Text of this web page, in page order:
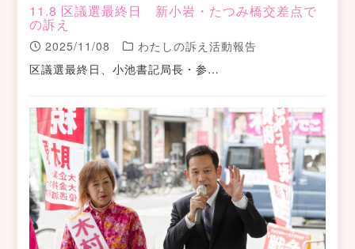
11.8 区議選最終日 新小岩・たつみ橋交差点で
の訴え
2025/11/08
わたしの訴え活動報告
区議選最終日、小池書記局長・参…